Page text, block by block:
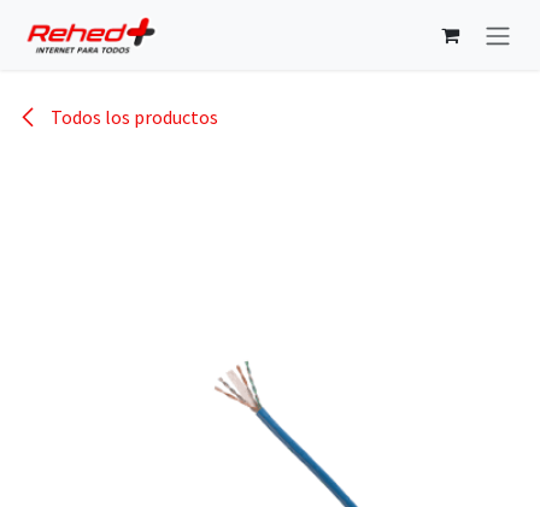
Todos los productos